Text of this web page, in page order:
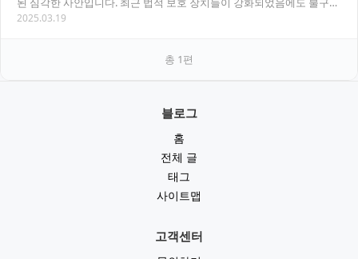
고 양육비 미지급 사례는 여전히 빈번하게 발…
2025.03.19
총 1편
블로그
홈
전체 글
태그
사이트맵
고객센터